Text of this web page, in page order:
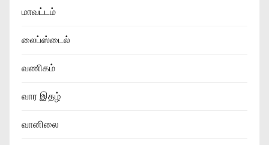
மாவட்டம்
லைப்ஸ்டைல்
வணிகம்
வார இதழ்
வானிலை